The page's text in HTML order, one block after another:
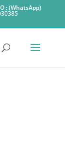
: (WhatsApp)